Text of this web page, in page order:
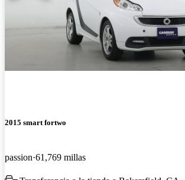
2015 smart fortwo
passion 61,769 millas